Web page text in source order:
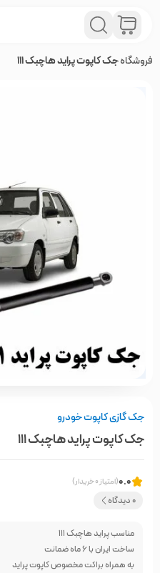
فروشگاهجک کاپوت پراید هاچبک 111
جک گازی کاپوت خودرو
جک کاپوت پراید هاچبک 111
0.0(امتیاز 0 خریدار)
0 دیدگاه
مناسب پراید هاچبک 111
ساخت ایران با 6 ماه ضمانت
به همراه براکت مخصوص کاپوت پراید